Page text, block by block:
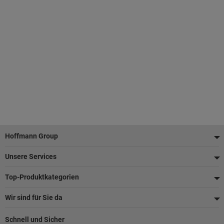
Fußzeile
Hoffmann Group
Unsere Services
Top-Produktkategorien
Wir sind für Sie da
Schnell und Sicher